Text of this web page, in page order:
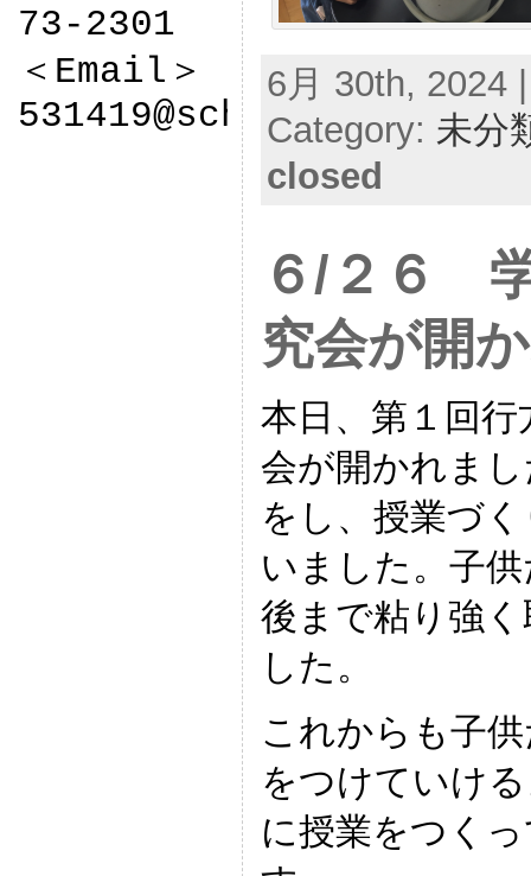
73-2301
＜Email＞
531419@sch.ibk.ed.jp
6月 30th, 2024
Category: 未分
closed
６/２６
究会が開
本日、第１回
会が開かれま
をし、授業づ
いました。子
後まで粘り強
した。
これからも子
をつけていけ
に授業をつく